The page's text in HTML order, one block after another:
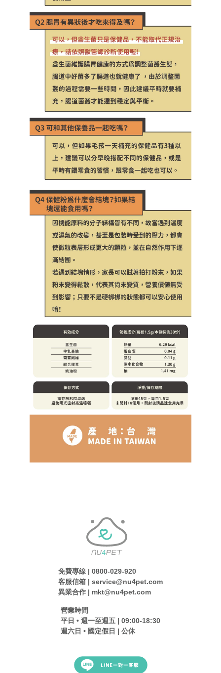
免費專線 | 0800-029-920
客服信箱 | service@nu4pet.com
異業合作 | mkt@nu4pet.com
營業時間
平日 • 週一至週五 | 09:00-18:30
週六日 • 國定假日 | 公休